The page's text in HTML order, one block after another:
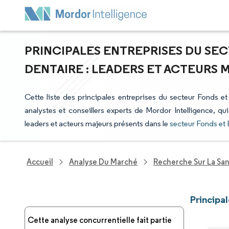
PRINCIPALES ENTREPRISES DU
DENTAIRE : LEADERS ET ACTEURS
Cette liste des principales entreprises du secteur Fonds
analystes et conseillers experts de Mordor Intelligence,
leaders et acteurs majeurs présents dans le secteur Fonds et
Accueil Analyse Du Marché Recherche Sur La
Cette analyse concurrentielle fait partie